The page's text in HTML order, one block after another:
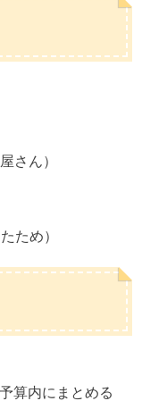
さん）
ため）
算内にまとめる